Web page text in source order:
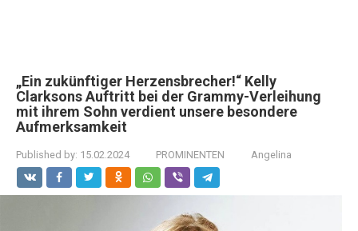
„Ein zukünftiger Herzensbrecher!“ Kelly
Clarksons Auftritt bei der Grammy-Verleihung
mit ihrem Sohn verdient unsere besondere
Aufmerksamkeit
Published by: 15.02.2024 PROMINENTEN Angelina